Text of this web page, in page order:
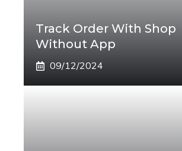
Track Order With Shop
Without App
09/12/2024